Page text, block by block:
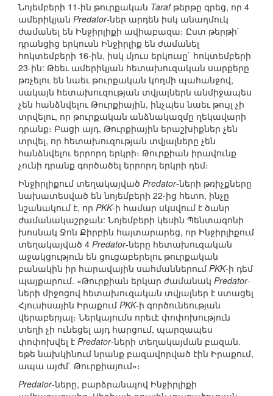
Նոյեմբերի 11-ին թուրքական Tarafթերթը գրեց, որ 4
ամերիկյան Predator-ներ արդեն իսկ անաղմուկ
ժամանել են Ինջիրլիքի ավիաբազա։ Ըստ թերթի`
դրանցից երկուսն Ինջիրլիք են ժամանել
հոկտեմբերի 16-ին, իսկ մյուս երկուսը` հոկտեմբերի
23-ին: Թեեւ ամերիկյան հետախուզական սարքերը
թռչելու են նաեւ թուրքական կողմի պահանջով,
սակայն հետախուզության տվյալներն անմիջապես
չեն հանձնվելու Թուրքիային, ինչպես նաեւ թույլ չի
տրվելու, որ թուրքական անձնակազմը ղեկավարի
դրանք։ Բացի այդ, Թուրքիային երաշխիքներ չեն
տրվել, որ հետախուզության տվյալները չեն
հանձնվելու երրորդ երկրի։ Թուրքիան իրավունք
չունի դրանք գործածել երրորդ երկրի դեմ։
Ինջիրլիքում տեղակայված Predator-ների թռիչքները
նախատեսված են նոյեմբերի 22-ից հետո, ինչը
նշանակում է, որ PKK-ի համար սկսվում է ծանր
ժամանակաշրջան: Նոյեմբերի կեսին Պենտագոնի
խոսնակ Ջոն Քիրբին հայտարարեց, որ Ինջիրլիքում
տեղակայված 4 Predator-ները հետախուզական
աջակցություն են ցուցաբերելու թուրքական
բանակին իր հարավային սահմաններում PKK-ի դեմ
պայքարում. «Թուրքիան երկար ժամանակ Predator-
ների միջոցով հետախուզական տվյալներ է ստացել
Հյուսիսային Իրաքում PKK-ի գործունեության
վերաբերյալ։ Ներկայումս որեւէ փոփոխություն
տեղի չի ունեցել այդ հարցում, պարզապես
փոփոխվել է Predator-ների տեղակայման բազան.
եթե նախկինում նրանք բազավորված էին Իրաքում,
ապա այժմ` Թուրքիայում»։
Predator-ները, բարձրանալով Ինջիրլիքի